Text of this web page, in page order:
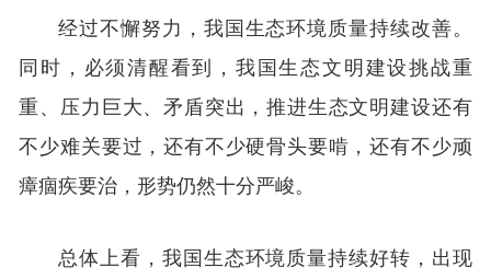
经过不懈努力，我国生态环境质量持续改善。
同时，必须清醒看到，我国生态文明建设挑战重
重、压力巨大、矛盾突出，推进生态文明建设还有
不少难关要过，还有不少硬骨头要啃，还有不少顽
瘴痼疾要治，形势仍然十分严峻。
总体上看，我国生态环境质量持续好转，出现